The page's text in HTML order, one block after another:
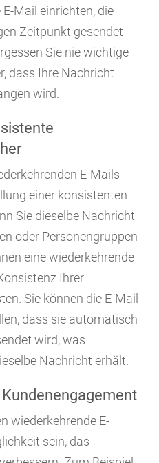
Mail einrichten, die
Zeitpunkt gesendet
Sie nie wichtige
dass Ihre Nachricht
wird.
E-Mails
einer konsistenten
Sie dieselbe Nachricht
oder Personengruppen
eine wiederkehrende
Ihrer
Sie können die E-Mail
dass sie automatisch
wird, was
Nachricht erhält.
wiederkehrende E-
sein, das